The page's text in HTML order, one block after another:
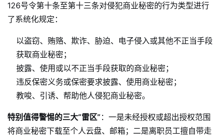
126号令第十条至第十三条对侵犯商业秘密的行为类型进行
了系统化规定：
以盗窃、贿赂、欺诈、胁迫、电子侵入或其他不正当手段
获取商业秘密；
披露、使用或以不正当手段获取的商业秘密；
违反保密义务或保密要求披露、使用商业秘密；
教唆、引诱、帮助他人侵犯商业秘密。
特别值得警惕的三大“雷区” ：一是未经授权或超出授权范围
将商业秘密下载至个人云盘、邮箱；二是离职员工擅自带走